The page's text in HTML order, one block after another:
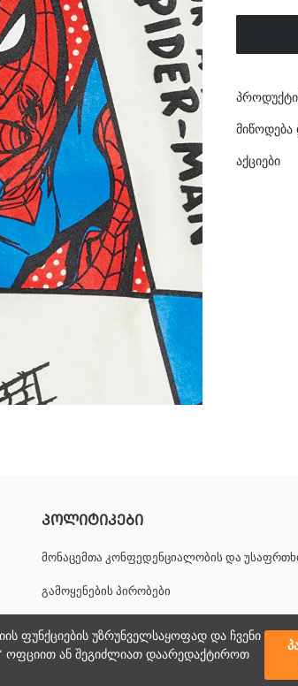
ფუნქციების უზრუნველსაყოფად და ჩვენი
ოფციით ან შეგიძლიათ დაარედაქტიროთ
მიწოდება
აქციები
ᲞᲝᲚᲘᲢᲘᲙᲔᲑᲘ
მონაცემთა კონფედენციალობის და
გამოყენების პირობები